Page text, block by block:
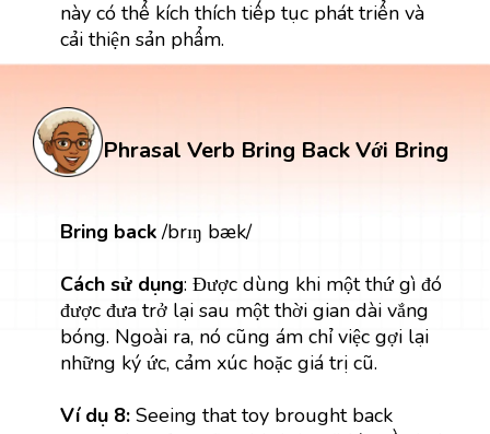
này có thể kích thích tiếp tục phát triển và
cải thiện sản phẩm.
Phrasal Verb Bring Back Với Bring
Bring back/brɪŋ bæk/
Cách sử dụng: Được dùng khi một thứ gì đó
được đưa trở lại sau một thời gian dài vắng
bóng. Ngoài ra, nó cũng ám chỉ việc gợi lại
những ký ức, cảm xúc hoặc giá trị cũ.
Ví dụ 8:Seeing that toy brought back